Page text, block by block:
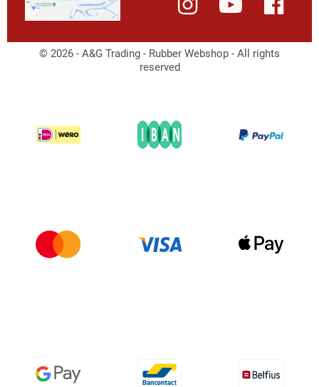
© 2026 - A&G Trading - Rubber Webshop - All rights
reserved